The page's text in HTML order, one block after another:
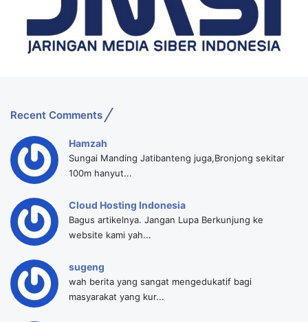
Recent Comments
Hamzah
Sungai Manding Jatibanteng juga,Bronjong sekitar
100m hanyut...
Cloud Hosting Indonesia
Bagus artikelnya. Jangan Lupa Berkunjung ke
website kami yah...
sugeng
wah berita yang sangat mengedukatif bagi
masyarakat yang kur...